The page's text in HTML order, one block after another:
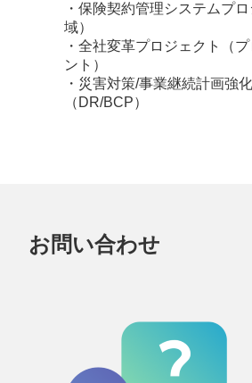
・保険契約管理システムプ
域）
・全社変革プロジェクト（
ント）
・災害対策/事業継続計画強
（DR/BCP）
お問い合わせ